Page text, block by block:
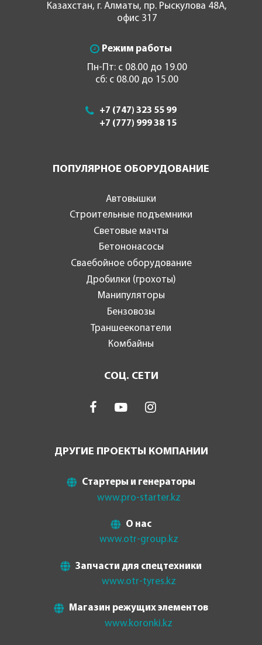
Казахстан, г. Алматы, пр. Рыскулова 48А,
офис 317
Режим работы
Пн-Пт: с 08.00 до 19.00
сб: с 08.00 до 15.00
+7 (747) 323 55 99
+7 (777) 999 38 15
ПОПУЛЯРНОЕ ОБОРУДОВАНИЕ
Автовышки
Строительные подъемники
Световые мачты
Бетононасосы
Сваебойное оборудование
Дробилки (грохоты)
Манипуляторы
Бензовозы
Траншеекопатели
Комбайны
СОЦ. СЕТИ
ДРУГИЕ ПРОЕКТЫ КОМПАНИИ
Стартеры и генераторы
www.pro-starter.kz
О нас
www.otr-group.kz
Запчасти для спецтехники
www.otr-tyres.kz
Магазин режущих элементов
www.koronki.kz